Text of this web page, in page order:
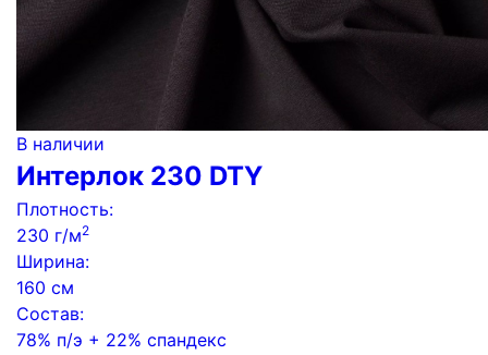
В наличии
Интерлок 230 DTY
Плотность:
230 г/м2
Ширина:
160 см
Состав:
78% п/э + 22% спандекс